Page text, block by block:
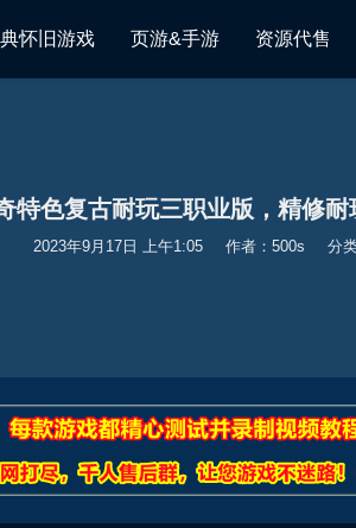
怀旧游戏 页游&手游 资源代售
特色复古耐玩三职业版，精修
2023年9月17日 上午1:05 作者：500s 分